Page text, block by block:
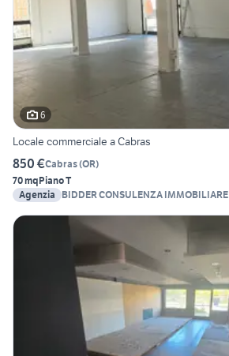
6
Locale commerciale a Cabras
850 €Cabras(OR)
70 mqPiano T
Agenzia
BIDDER CONSULENZA IMMOBILIARE